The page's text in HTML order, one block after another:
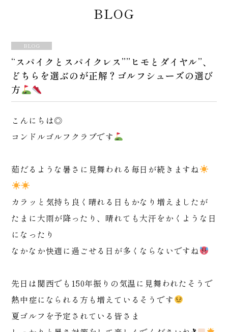
BLOG
BLOG
“スパイクとスパイクレス””ヒモとダイヤル”、
どちらを選ぶのが正解？ゴルフシューズの選び
方
こんにちは◎
コンドルゴルフクラブです
茹だるような暑さに見舞われる毎日が続きますね
カラッと気持ち良く晴れる日もかなり増えましたが
たまに大雨が降ったり、晴れても大汗をかくような日
になったり
なかなか快適に過ごせる日が多くならないですね
先日は関西でも150年振りの気温に見舞われたそうで
熱中症になられる方も増えているそうです
夏ゴルフを予定されている皆さま